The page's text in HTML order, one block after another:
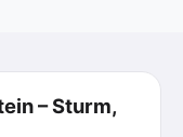
– Sturm,